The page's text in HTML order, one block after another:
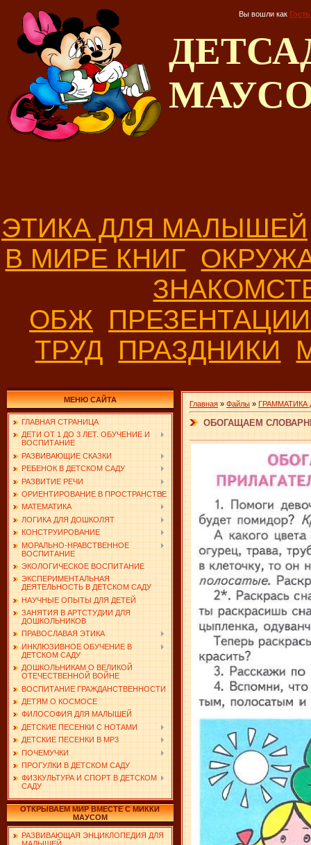
Вы вошли как Гость
ЭТИКА ДЛЯ МАЛЫШЕЙ
В МИРЕ КНИГ
ОБЖ
ТРУД ПРАЗДНИКИ
МЕНЮ САЙТА
ГЛАВНАЯ СТРАНИЦА
ДЕТИ ОТ 1 ДО 3 ЛЕТ. ОБУЧЕНИЕ И
ВОСПИТАНИЕ
РАЗВИВАЮЩИЕ СКАЗКИ
РЕБЕНОК В ДЕТСКОМ САДУ
РАЗВИТИЕ РЕЧИ
ОРИЕНТИРОВАНИЕ В ПРОСТРАНСТВЕ
МАТЕМАТИКА
ЛОГИКА ДЛЯ ДОШКОЛЯТ
КОНСТРУИРОВАНИЕ
МОРАЛЬНО-НРАВСТВЕННОЕ
ВОСПИТАНИЕ
ЭКОЛОГИЧЕСКОЕ ВОСПИТАНИЕ
ЭКСПЕРИМЕНТАЛЬНАЯ
ДЕЯТЕЛЬНОСТЬ В ДЕТСКОМ САДУ
НАУЧНЫЕ ОПЫТЫ ДЛЯ ДЕТЕЙ
ЗАНЯТИЯ В АРТСТУДИИ ДЛЯ
ДОШКОЛЬНИКОВ
ПРАВОСЛАВАЯ ЭТИКА
ИНКЛЮЗИВНОЕ ОБУЧЕНИЕ В
ДЕТСКОМ САДУ
ДОШКОЛЬНИКАМ О ВЕЛИКОЙ
ОТЕЧЕСТВЕННОЙ ВОЙНЕ
ВОСПИТАНИЕ ГРАЖДАНСТВЕННОСТИ
ДЕТЯМ О КОСМОСЕ
ФИЛОСОФИЯ ДЛЯ МАЛЫШЕЙ
ДЕТСКИЕ ПЕСЕНКИ С НОТАМИ
ДЕТСКИЕ ПЕСЕНКИ В MP3
ПОЧЕМУЧКИ
ПРОГУЛКИ В ДЕТСКОМ САДУ
ФИЗКУЛЬТУРА И СПОРТ В ДЕТСКОМ
САДУ
ОТКРЫВАЕМ МИР ВМЕСТЕ С МИККИ
МАУСОМ
РАЗВИВАЮЩАЯ ЭНЦИКЛОПЕДИЯ ДЛЯ
Главная » Файлы »
ОБОГАЩАЕМ